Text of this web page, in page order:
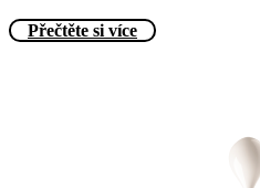
Přečtěte si více